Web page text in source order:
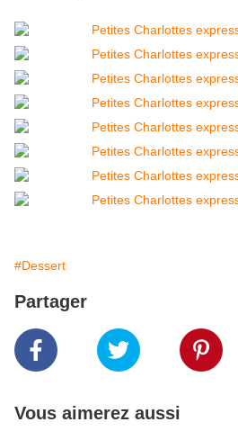
#Dessert
Partager
Vous aimerez aussi